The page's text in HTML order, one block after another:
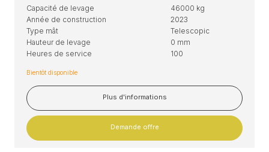
Capacité de levage
46000 kg
Année de construction
2023
Type mât
Telescopic
Hauteur de levage
0 mm
Heures de service
100
Bientôt disponible
Plus d'informations
Demande offre